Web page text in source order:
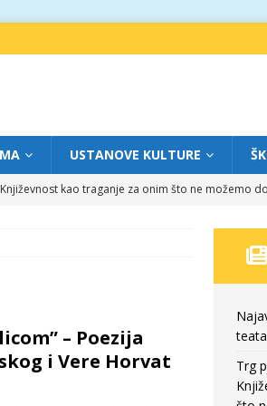
USTANOVE KULTURE
kao traganje za onim što ne možemo
„Više od igre” na sceni između crkava
za subotu, 8. avgust
– Poezija
i Vere Horvat
Trg